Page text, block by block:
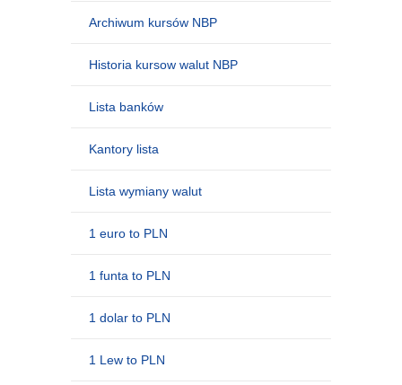
Archiwum kursów NBP
Historia kursow walut NBP
Lista banków
Kantory lista
Lista wymiany walut
1 euro to PLN
1 funta to PLN
1 dolar to PLN
1 Lew to PLN